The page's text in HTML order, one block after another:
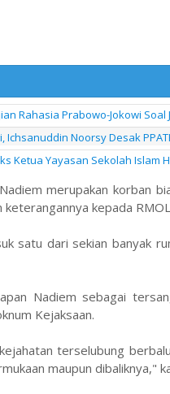
Rahasia Prabowo-Jokowi Soal
Ichsanuddin Noorsy Desak
Ketua Yayasan Sekolah
merupakan korban
kepada
satu dari sekian banyak
Nadiem sebagai
Kejaksaan.
terselubung
maupun dibaliknya,"